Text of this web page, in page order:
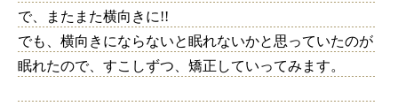
で、またまた横向きに!!
でも、横向きにならないと眠れないかと思っていたのが
眠れたので、すこしずつ、矯正していってみます。